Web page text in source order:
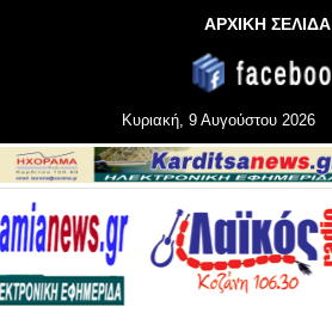
ΑΡΧΙΚΗ ΣΕΛΙΔΑ
Κυριακή, 9 Αυγούστου 2026